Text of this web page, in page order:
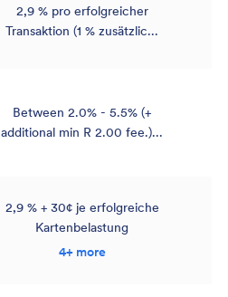
2,9 % pro erfolgreicher
Transaktion (1 % zusätzlic...
Between 2.0% - 5.5% (+
additional min R 2.00 fee.)...
2,9 % + 30¢ je erfolgreiche
Kartenbelastung
4+ more